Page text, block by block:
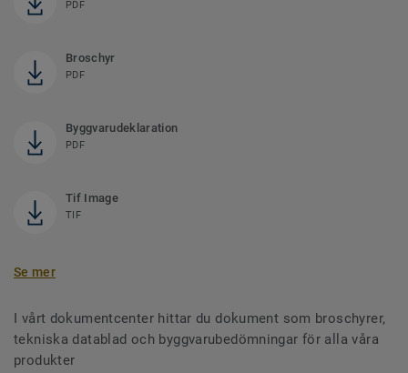
PDF
Broschyr
PDF
Byggvarudeklaration
PDF
Tif Image
TIF
Se mer
I vårt dokumentcenter hittar du dokument som broschyrer,
tekniska datablad och byggvarubedömningar för alla våra
produkter